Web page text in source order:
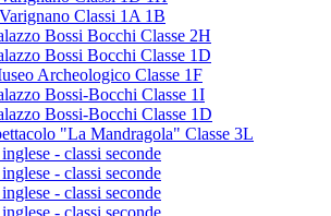
Classi 1A 1B
Bossi Bocchi Classe 2H
Bossi Bocchi Classe 1D
Archeologico Classe 1F
Bossi-Bocchi Classe 1I
Bossi-Bocchi Classe 1D
"La Mandragola" Classe 3L
- classi seconde
- classi seconde
- classi seconde